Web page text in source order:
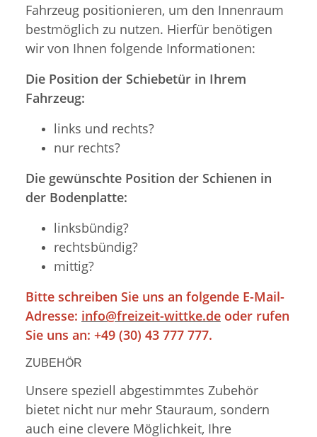
Fahrzeug positionieren, um den Innenraum
bestmöglich zu nutzen. Hierfür benötigen
wir von Ihnen folgende Informationen:
Die Position der Schiebetür in Ihrem
Fahrzeug:
links und rechts?
nur rechts?
Die gewünschte Position der Schienen in
der Bodenplatte:
linksbündig?
rechtsbündig?
mittig?
Bitte schreiben Sie uns an folgende E-Mail-
Adresse: info@freizeit-wittke.de oder rufen
Sie uns an: +49 (30) 43 777 777.
ZUBEHÖR
Unsere speziell abgestimmtes Zubehör
bietet nicht nur mehr Stauraum, sondern
auch eine clevere Möglichkeit, Ihre